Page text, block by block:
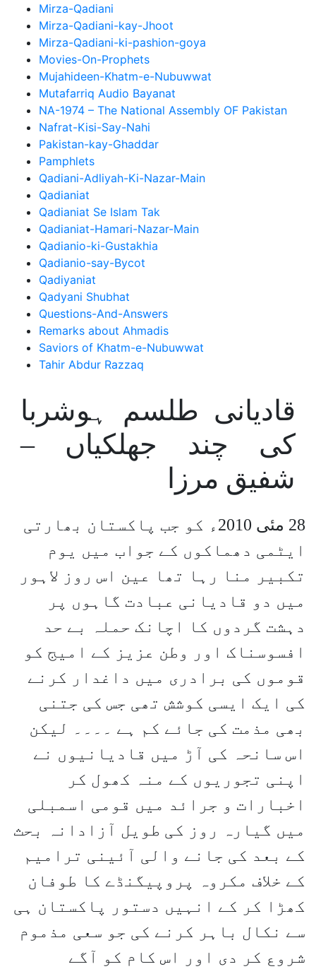
Mirza-Qadiani
Mirza-Qadiani-kay-Jhoot
Mirza-Qadiani-ki-pashion-goya
Movies-On-Prophets
Mujahideen-Khatm-e-Nubuwwat
Mutafarriq Audio Bayanat
NA-1974 – The National Assembly OF Pakistan
Nafrat-Kisi-Say-Nahi
Pakistan-kay-Ghaddar
Pamphlets
Qadiani-Adliyah-Ki-Nazar-Main
Qadianiat
Qadianiat Se Islam Tak
Qadianiat-Hamari-Nazar-Main
Qadianio-ki-Gustakhia
Qadianio-say-Bycot
Qadiyaniat
Qadyani Shubhat
Questions-And-Answers
Remarks about Ahmadis
Saviors of Khatm-e-Nubuwwat
Tahir Abdur Razzaq
قادیانی طلسم ہوشربا
کی چند جھلکیاں –
شفیق مرزا
28 مئی 2010ء کو جب پاکستان بھارتی
ایٹمی دھماکوں کے جواب میں یوم
تکبیر منا رہا تھا عین اس روز لاہور
میں دو قادیانی عبادت گاہوں پر
دہشت گردوں کا اچانک حملہ بے حد
افسوسناک اور وطن عزیز کے امیج کو
قوموں کی برادری میں داغدار کرنے
کی ایک ایسی کوشش تھی جس کی جتنی
بھی مذمت کی جائے کم ہے ۔۔۔۔ لیکن
اس سانحہ کی آڑ میں قادیانیوں نے
اپنی تجوریوں کے منہ کھول کر
اخبارات و جرائد میں قومی اسمبلی
میں گیارہ روز کی طویل آزادانہ بحث
کے بعد کی جانے والی آئینی ترامیم
کے خلاف مکروہ پروپیگنڈے کا طوفان
کھڑا کر کے انہیں دستور پاکستان ہی
سے نکال باہر کرنے کی جو سعی مذموم
شروع کر دی اور اس کام کو آگے